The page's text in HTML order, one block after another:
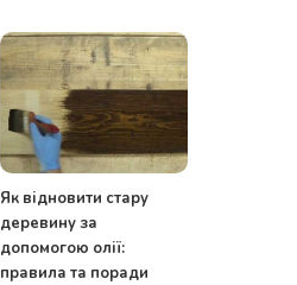
Як відновити стару
деревину за
допомогою олії:
правила та поради